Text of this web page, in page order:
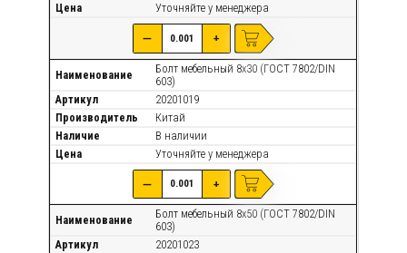
Цена
Уточняйте у менеджера
— +
Наименование
Болт мебельный 8х30 (ГОСТ 7802/DIN
603)
Артикул
20201019
Производитель
Китай
Наличие
В наличии
Цена
Уточняйте у менеджера
— +
Наименование
Болт мебельный 8х50 (ГОСТ 7802/DIN
603)
Артикул
20201023